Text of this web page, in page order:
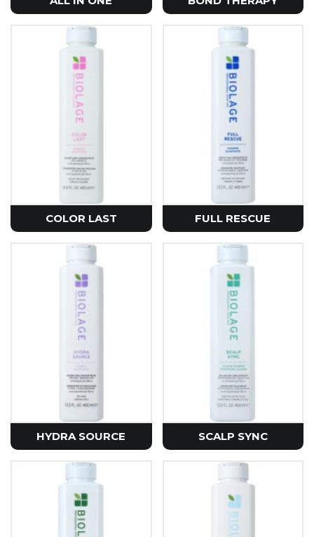
COLOR LAST FULL RESCUE
HYDRA SOURCE SCALP SYNC